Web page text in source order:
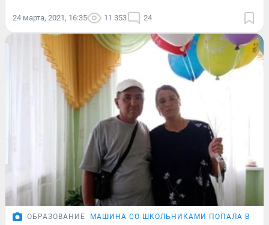
24 марта, 2021, 16:35 11 353 24
ОБРАЗОВАНИЕ МАШИНА СО ШКОЛЬНИКАМИ ПОПАЛА В ДТП